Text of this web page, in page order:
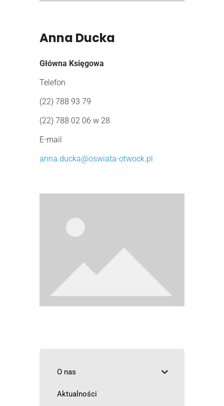
O nas
Aktualności
Anna Ducka
Główna Księgowa
Telefon
(22) 788 93 79
(22) 788 02 06 w 28
E-mail
anna.ducka@oswiata-otwock.pl